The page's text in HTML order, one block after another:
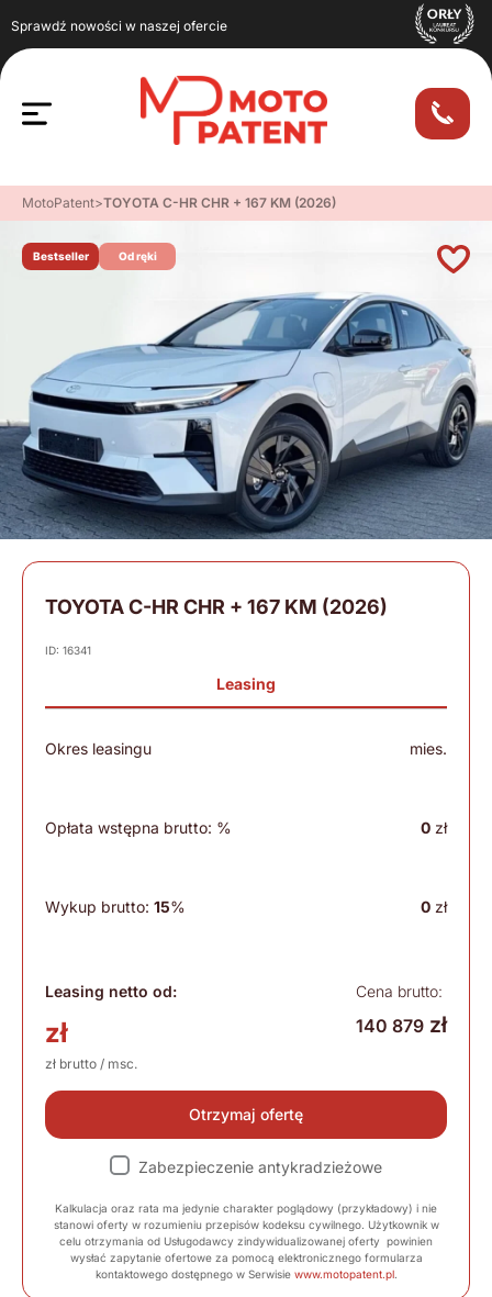
Sprawdź nowości w naszej ofercie
MotoPatent>TOYOTA C-HR CHR + 167 KM (2026)
Bestseller Od ręki
TOYOTA C-HR CHR + 167 KM (2026)
ID: 16341
Leasing
Okres leasingu mies.
Opłata wstępna brutto: % 0 zł
Wykup brutto: 15% 0 zł
Leasing netto od:
zł
zł brutto / msc.
Cena brutto:
140 879 zł
Otrzymaj ofertę
Zabezpieczenie antykradzieżowe
Kalkulacja oraz rata ma jedynie charakter poglądowy (przykładowy) i nie
stanowi oferty w rozumieniu przepisów kodeksu cywilnego. Użytkownik w
celu otrzymania od Usługodawcy zindywidualizowanej oferty powinien
wysłać zapytanie ofertowe za pomocą elektronicznego formularza
kontaktowego dostępnego w Serwisie www.motopatent.pl.